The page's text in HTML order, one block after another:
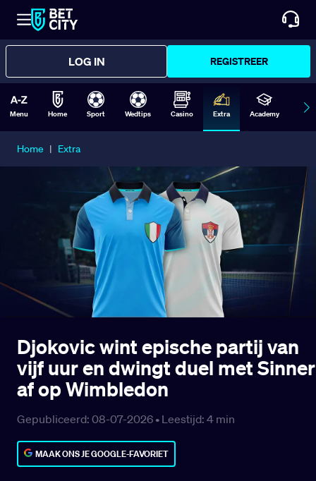
LOG IN REGISTREER
Menu Home Sport Wedtips Casino Extra Academy
Home | Extra
Djokovic wint epische partij van
vijf uur en dwingt duel met Sinner
af op Wimbledon
Gepubliceerd: 08-07-2026 • Leestijd: 4 min
MAAK ONS JE GOOGLE-FAVORIET